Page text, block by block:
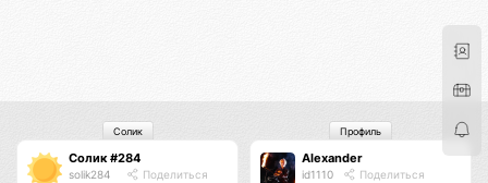
Солик #284
solik284 Поделиться
Солик
Alexander
id1110 Поделиться
Профиль